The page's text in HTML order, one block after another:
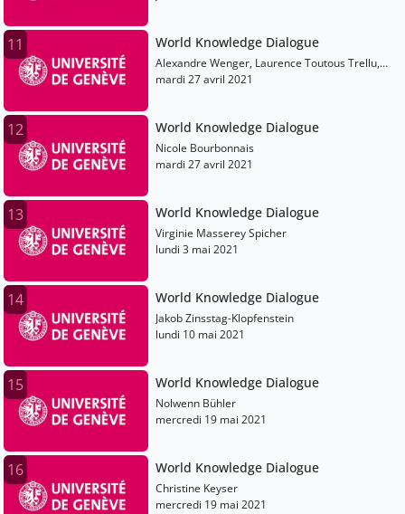
11 World Knowledge Dialogue
Alexandre Wenger, Laurence Toutous Trellu,
Bertrand Kiefer, Laurence Monnais, Léa
mardi 27 avril 2021
12 World Knowledge Dialogue
Nicole Bourbonnais
mardi 27 avril 2021
13 World Knowledge Dialogue
Virginie Masserey Spicher
lundi 3 mai 2021
14 World Knowledge Dialogue
Jakob Zinsstag-Klopfenstein
lundi 10 mai 2021
15 World Knowledge Dialogue
Nolwenn Bühler
mercredi 19 mai 2021
16 World Knowledge Dialogue
Christine Keyser
mercredi 19 mai 2021